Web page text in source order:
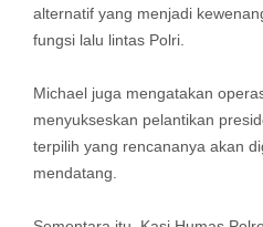
alternatif yang menjadi
fungsi lalu lintas Polri.
Michael juga mengatakan
menyukseskan pelantikan
terpilih yang rencananya akan
mendatang.